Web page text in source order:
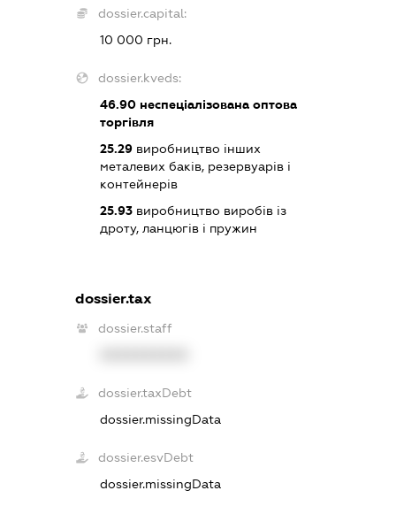
dossier.capital:
10 000 грн.
dossier.kveds:
46.90 неспеціалізована оптова
торгівля
25.29 виробництво інших
металевих баків, резервуарів і
контейнерів
25.93 виробництво виробів із
дроту, ланцюгів і пружин
dossier.tax
dossier.staff
dossier.taxDebt
dossier.missingData
dossier.esvDebt
dossier.missingData